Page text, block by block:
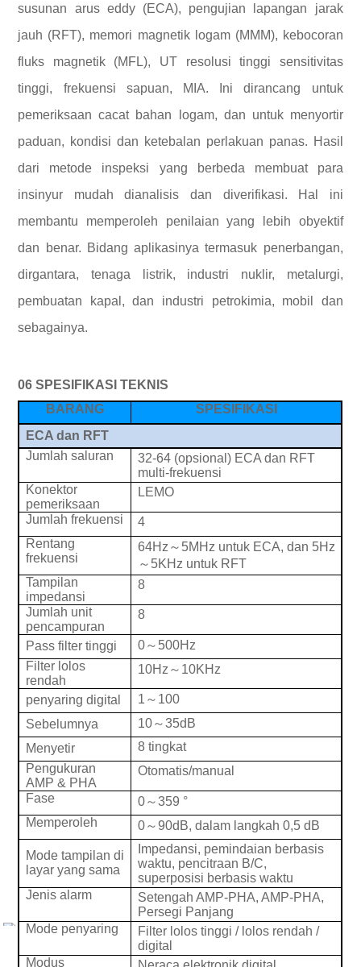
susunan arus eddy (ECA), pengujian lapangan jarak
jauh (RFT), memori magnetik logam (MMM), kebocoran
fluks magnetik (MFL), UT resolusi tinggi sensitivitas
tinggi, frekuensi sapuan, MIA. Ini dirancang untuk
pemeriksaan cacat bahan logam, dan untuk menyortir
paduan, kondisi dan ketebalan perlakuan panas. Hasil
dari metode inspeksi yang berbeda membuat para
insinyur mudah dianalisis dan diverifikasi. Hal ini
membantu memperoleh penilaian yang lebih obyektif
dan benar. Bidang aplikasinya termasuk penerbangan,
dirgantara, tenaga listrik, industri nuklir, metalurgi,
pembuatan kapal, dan industri petrokimia, mobil dan
sebagainya.
06 SPESIFIKASI TEKNIS
BARANG
SPESIFIKASI
ECA dan RFT
Jumlah saluran
32-64 (opsional) ECA dan RFT
multi-frekuensi
Konektor
pemeriksaan
LEMO
Jumlah frekuensi
4
Rentang
frekuensi
64Hz ～ 5MHz untuk ECA, dan 5Hz
～ 5KHz untuk RFT
Tampilan
impedansi
8
Jumlah unit
pencampuran
8
Pass filter tinggi 0～ 500Hz
Filter lolos
rendah
10Hz ～ 10KHz
penyaring digital 1 ～ 100
Sebelumnya
10～35d B
Menyetir
8 tingkat
Pengukuran
AMP & PHA
Otomatis/manual
Fase 0～359 °
Memperoleh
0～90dB, dalam langkah 0,5 dB
Mode tampilan di
layar yang sama
Impedansi, pemindaian berbasis
waktu, pencitraan B/C,
superposisi berbasis waktu
Jenis alarm
Setengah AMP-PHA, AMP-PHA,
Persegi Panjang
Mode penyaring
Filter lolos tinggi / lolos rendah /
digital
Modus